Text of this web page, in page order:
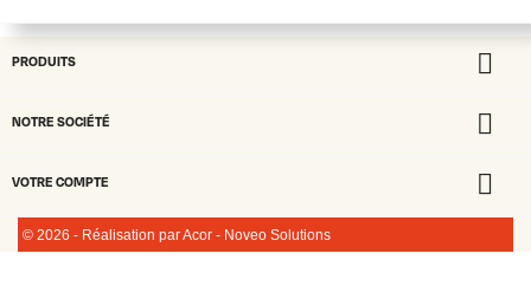
PRODUITS 
NOTRE SOCIÉTÉ 
VOTRE COMPTE 
© 2026 - Réalisation par Acor - Noveo Solutions